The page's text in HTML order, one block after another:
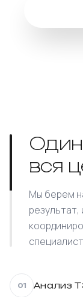
вся
Мы берем
01 Анализ